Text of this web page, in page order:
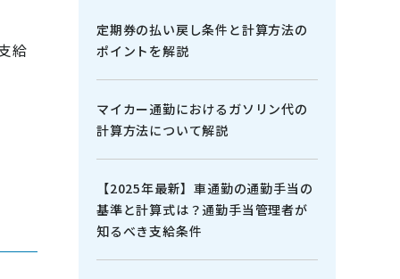
給
定期券の払い戻し条件と計算方法の
ポイントを解説
マイカー通勤におけるガソリン代の
計算方法について解説
【2025年最新】車通勤の通勤手当の
基準と計算式は？通勤手当管理者が
知るべき支給条件